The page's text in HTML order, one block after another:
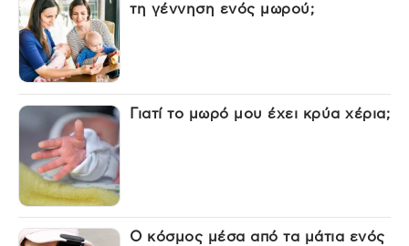
τη γέννηση ενός μωρού;
Γιατί το μωρό μου έχει κρύα χέρια;
Ο κόσμος μέσα από τα μάτια ενός